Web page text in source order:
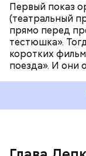
Первый показ
(театральный
прямо перед
тестюшка».
коротких
поезда». И они
— При этом
российских